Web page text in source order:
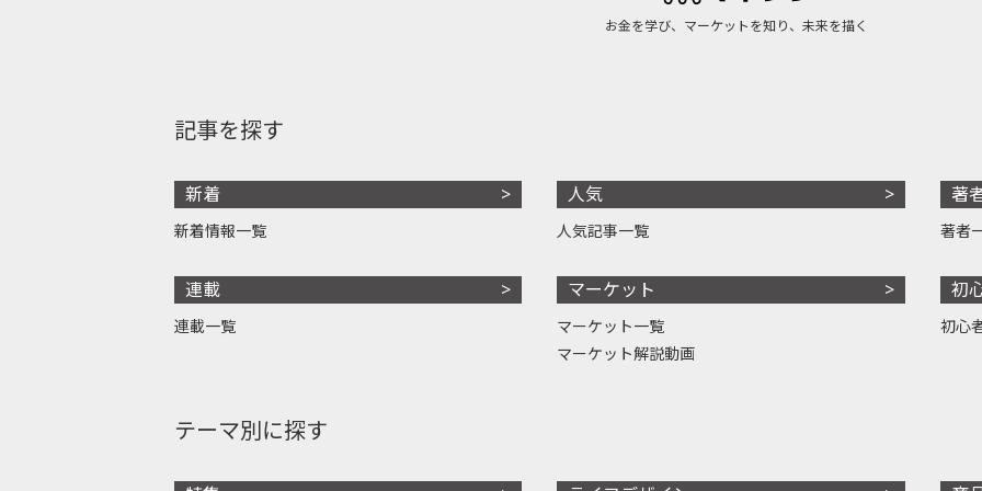
お金を学び、マーケットを知り、未来を描く
記事を探す
新着
新着情報一覧
連載
連載一覧
人気
人気記事一覧
マーケット
マーケット一覧
マーケット解説動画
著
著者
初
初心
テーマ別に探す